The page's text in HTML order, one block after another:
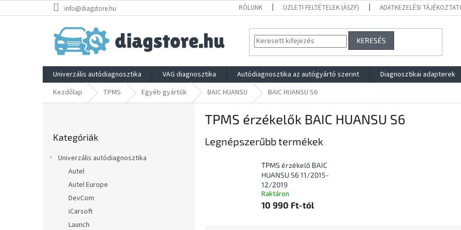
a
info@diagstore.hu RÓLUNK ÜZLETI FELTÉTELEK (ÁSZF) ADATKEZELÉSI
KERESÉS
Univerzális autódiagnosztika VAG diagnosztika Autódiagnosztika az autógyártó szerint Diagnosztikai adapterek
Kezdőlap
TPMS Egyéb gyártók BAIC HUANSU BAIC HUANSU S6
átugrása
Kategóriák
Univerzális autódiagnosztika
Autel
Autel Europe
DevCom
iCarsoft
Launch
TPMS érzékelők BAIC HUANSU S6
Legnépszerűbb termékek
TPMS érzékelő BAIC
HUANSU S6 11/2015-
12/2019
Raktáron
10 990 Ft-tól